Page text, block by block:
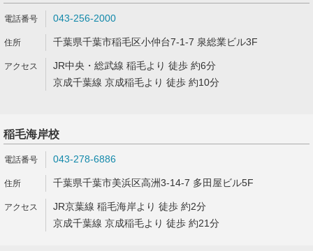
043-256-2000
千葉県千葉市稲毛区小仲台7-1-7 泉総業ビル3F
JR中央・総武線 稲毛より 徒歩 約6分
京成千葉線 京成稲毛より 徒歩 約10分
稲毛海岸校
043-278-6886
千葉県千葉市美浜区高洲3-14-7 多田屋ビル5F
JR京葉線 稲毛海岸より 徒歩 約2分
京成千葉線 京成稲毛より 徒歩 約21分